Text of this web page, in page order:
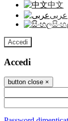
中文
عربى
Accedi
Accedi
button close ×